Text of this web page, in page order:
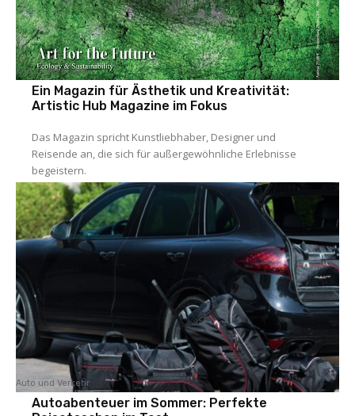
Kunst und Kultur
Ein Magazin für Ästhetik und Kreativität:
Artistic Hub Magazine im Fokus
Das Magazin spricht Kunstliebhaber, Designer und
Reisende an, die sich für außergewöhnliche Erlebnisse
begeistern.
Auto und Verkehr
Autoabenteuer im Sommer: Perfekte